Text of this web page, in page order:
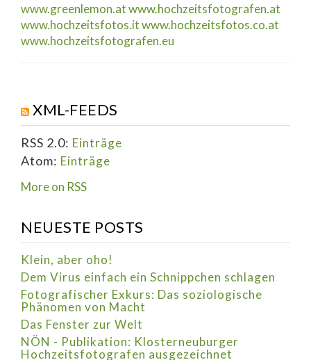
www.greenlemon.atwww.hochzeitsfotografen.at
www.hochzeitsfotos.itwww.hochzeitsfotos.co.at
www.hochzeitsfotografen.eu
XML-FEEDS
RSS 2.0: Einträge
Atom: Einträge
More on RSS
NEUESTE POSTS
Klein, aber oho!
Dem Virus einfach ein Schnippchen schlagen
Fotografischer Exkurs: Das soziologische
Phänomen von Macht
Das Fenster zur Welt
NÖN - Publikation: Klosterneuburger
Hochzeitsfotografen ausgezeichnet